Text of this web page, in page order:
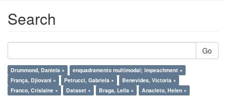
Search
Go
Drummond, Daniela ×
enquadramento multimodal; impeachment ×
França, Djiovani ×
Petrucci, Gabriela ×
Benevides, Victoria ×
Franco, Crislaine ×
Dataset × Braga, Leila × Anacleto, Helen ×